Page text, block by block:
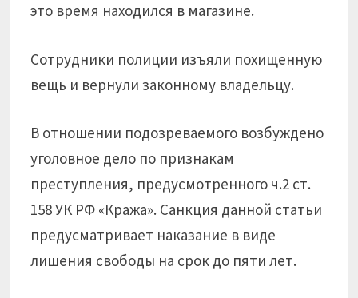
это время находился в магазине.
Сотрудники полиции изъяли похищенную
вещь и вернули законному владельцу.
В отношении подозреваемого возбуждено
уголовное дело по признакам
преступления, предусмотренного ч.2 ст.
158 УК РФ «Кража». Санкция данной статьи
предусматривает наказание в виде
лишения свободы на срок до пяти лет.